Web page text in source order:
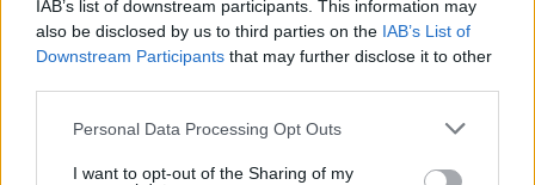
IAB’s list of downstream participants. This information may
also be disclosed by us to third parties on the IAB’s List of
Downstream Participants that may further disclose it to other
Personal Data Processing Opt Outs
I want to opt-out of the Sharing of my
Newsroom